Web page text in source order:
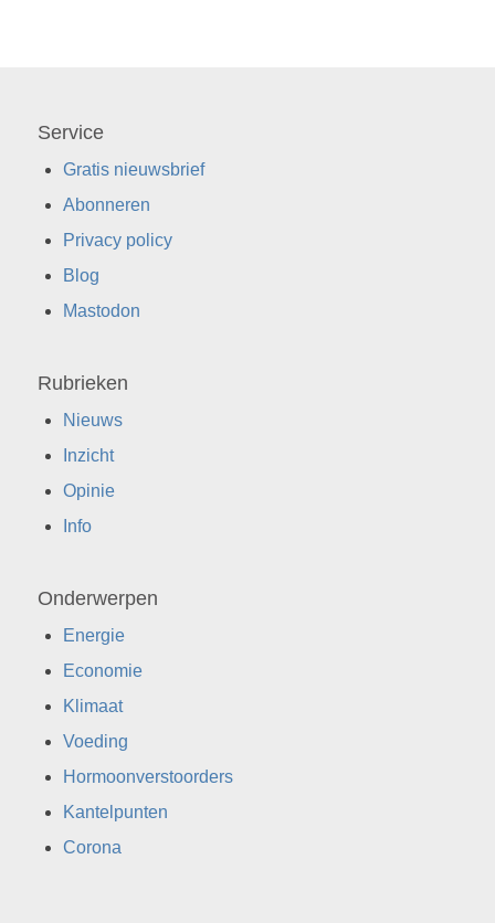
Service
Gratis nieuwsbrief
Abonneren
Privacy policy
Blog
Mastodon
Rubrieken
Nieuws
Inzicht
Opinie
Info
Onderwerpen
Energie
Economie
Klimaat
Voeding
Hormoonverstoorders
Kantelpunten
Corona